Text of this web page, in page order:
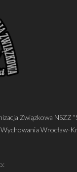
Związkowa NSZZ
Wrocław-